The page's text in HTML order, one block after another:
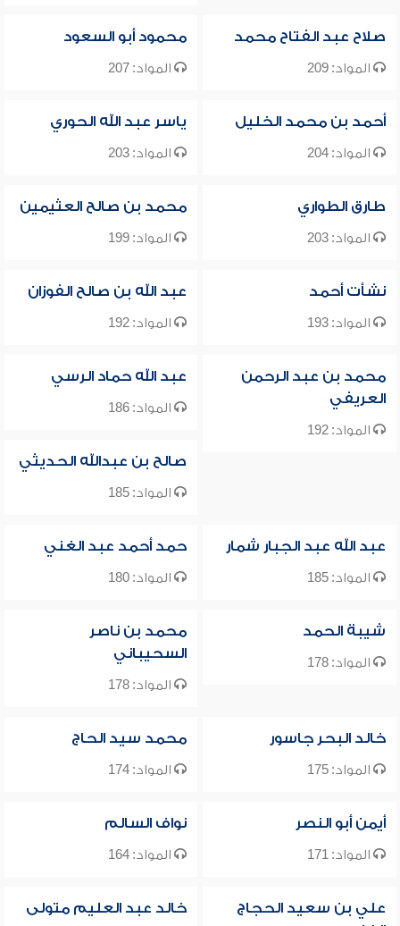
صلاح عبد الفتاح محمد
المواد: 209
محمود أبو السعود
المواد: 207
أحمد بن محمد الخليل
المواد: 204
ياسر عبد الله الحوري
المواد: 203
طارق الطواري
المواد: 203
محمد بن صالح العثيمين
المواد: 199
نشأت أحمد
المواد: 193
عبد الله بن صالح الفوزان
المواد: 192
محمد بن عبد الرحمن
العريفي
المواد: 192
عبد الله حماد الرسي
المواد: 186
صالح بن عبدالله الحديثي
المواد: 185
عبد الله عبد الجبار شمار
المواد: 185
حمد أحمد عبد الغني
المواد: 180
شيبة الحمد
المواد: 178
محمد بن ناصر
السحيباني
المواد: 178
خالد البحر جاسور
المواد: 175
محمد سيد الحاج
المواد: 174
أيمن أبو النصر
المواد: 171
نواف السالم
المواد: 164
علي بن سعيد الحجاج
خالد عبد العليم متولى